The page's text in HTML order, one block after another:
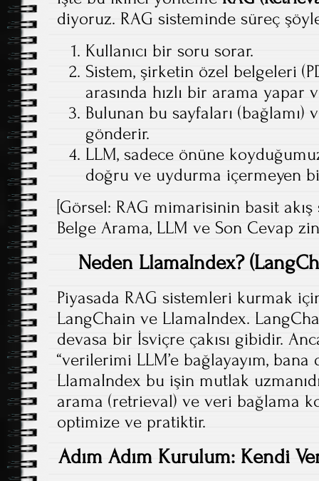
diyoruz. RAG sisteminde süreç
Kullanıcı bir soru sorar.
Sistem, şirketin özel belgeleri
arasında hızlı bir arama yapar
Bulunan bu sayfaları (bağlamı)
gönderir.
LLM, sadece önüne
doğru ve uydurma içermeyen
[Görsel: RAG mimarisinin basit akış
Belge Arama, LLM ve Son Cevap
Neden LlamaIndex?
Piyasada RAG sistemleri kurmak
LangChain ve LlamaIndex.
devasa bir İsviçre çakısı gibidir.
“verilerimi LLM’e bağlayayım,
LlamaIndex bu işin mutlak
arama (retrieval) ve veri bağlama
optimize ve pratiktir.
Adım Adım Kurulum: Kendi